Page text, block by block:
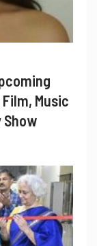
Music
Show